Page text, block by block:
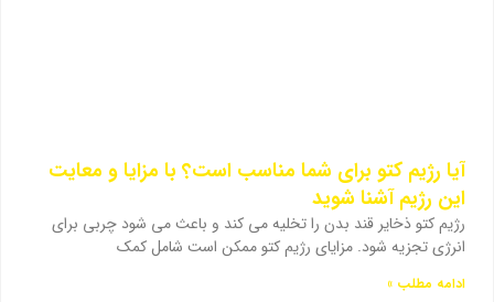
آیا رژیم کتو برای شما مناسب است؟ با مزایا و معایت
این رژیم آشنا شوید
رژیم کتو ذخایر قند بدن را تخلیه می کند و باعث می شود چربی برای
انرژی تجزیه شود. مزایای رژیم کتو ممکن است شامل کمک
ادامه مطلب »